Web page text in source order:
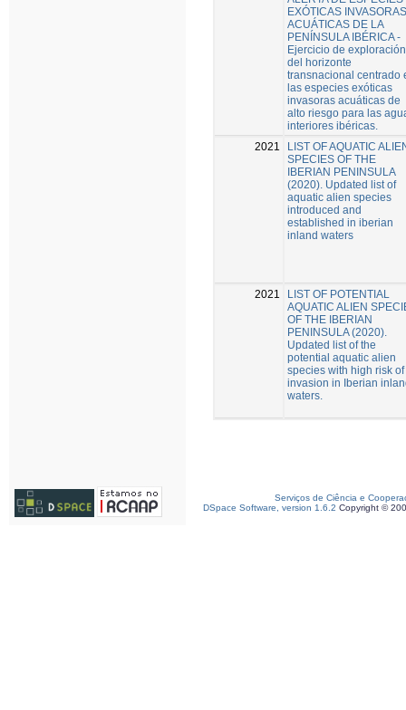
EXÓTICAS INVASORAS
ACUÁTICAS DE LA
PENÍNSULA IBÉRICA -
Ejercicio de exploración
del horizonte
transnacional centrado
las especies exóticas
invasoras acuáticas de
alto riesgo para las
interiores ibéricas.
2021
LIST OF AQUATIC
SPECIES OF THE
IBERIAN PENINSULA
(2020). Updated list of
aquatic alien species
introduced and
established in iberian
inland waters
2021
LIST OF POTENTIAL
AQUATIC ALIEN
OF THE IBERIAN
PENINSULA (2020).
Updated list of the
potential aquatic alien
species with high risk of
invasion in Iberian
waters.
Serviços de Ciência e
DSpace Software, version 1.6.2 Copyright ©